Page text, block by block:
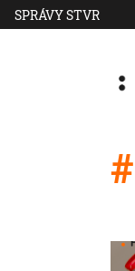
SPRÁVY STVR